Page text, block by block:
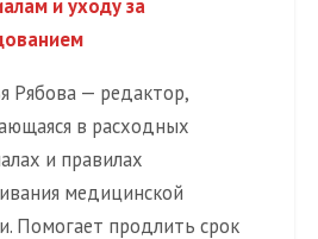
и уходу за
Рябова — редактор,
в расходных
и правилах
медицинской
Помогает продлить срок